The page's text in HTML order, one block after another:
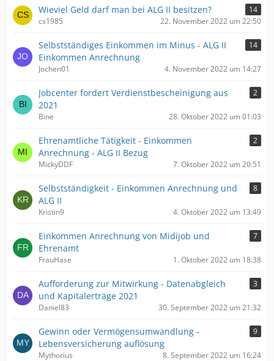
Wieviel Geld darf man bei ALG II besitzen?
14
cs1985
22. November 2022 um 22:50
Selbstständiges Einkommen im Minus - ALG II
Einkommen Anrechnung
14
Jochen01 4. November 2022 um 14:27
Jobcenter fordert Verdienstbescheinigung aus
2021
2
Bine 28. Oktober 2022 um 01:03
Ehrenamtliche Tätigkeit - Einkommen
Anrechnung - ALG II Bezug
2
MickyDDF 7. Oktober 2022 um 20:51
Selbstständigkeit - Einkommen Anrechnung und
ALG II
8
Kristin9 4. Oktober 2022 um 13:49
Einkommen Anrechnung von Midijob und
Ehrenamt
7
FrauHase 1. Oktober 2022 um 18:38
Aufforderung zur Mitwirkung - Datenabgleich
und Kapitalerträge 2021
3
Daniel83 30. September 2022 um 21:32
Gewinn oder Vermögensumwandlung -
Lebensversicherung auflösung
9
Mythorius 8. September 2022 um 16:24